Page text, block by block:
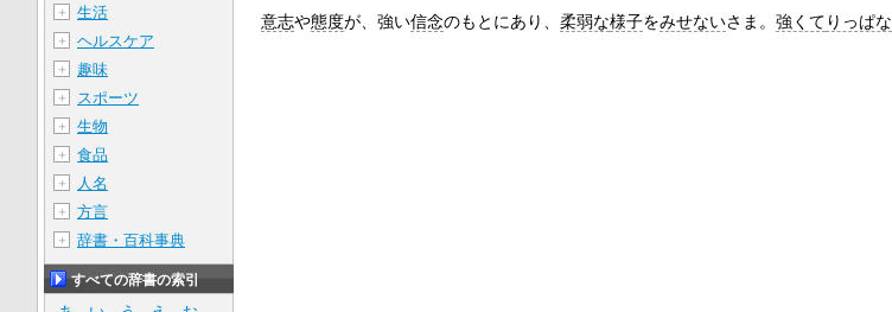
意志や態度が、強い信念のもとにあり、 柔弱な様子をみせないさま。 強くて りっぱな
＋ 生活
＋ ヘルスケア
＋ 趣味
＋ スポーツ
＋ 生物
＋ 食品
＋ 人名
＋ 方言
＋ 辞書・百科事典
すべての辞書の索引